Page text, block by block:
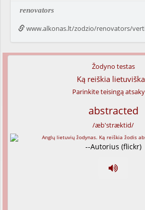
renovators
www.alkonas.lt/zodzio/renovators/
Žodyno testas
Ką reiškia
Parinkite teisingą
abstracted
/æb'stræktid/
--Autorius (flickr)